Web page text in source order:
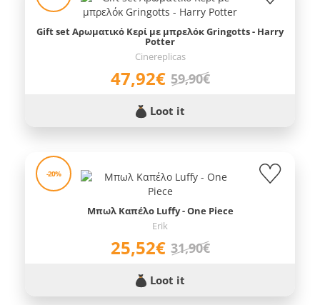
Gift set Αρωματικό Κερί με μπρελόκ Gringotts - Harry
Potter
Cinereplicas
47,92€ 59,90€
Loot it
-20%
Μπωλ Καπέλο Luffy - One Piece
Erik
25,52€ 31,90€
Loot it